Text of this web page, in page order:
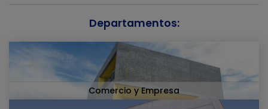
Departamentos:
Comercio y Empresa